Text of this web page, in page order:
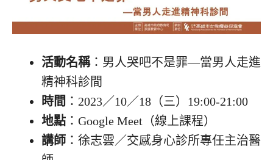
活動名稱：男人哭吧不是罪—當男人走進
精神科診間
時間 ：2023／10／18（三）19:00-21:00
地點 ：Google Meet（線上課程）
講師 ：徐志雲／交感身心診所專任主治醫